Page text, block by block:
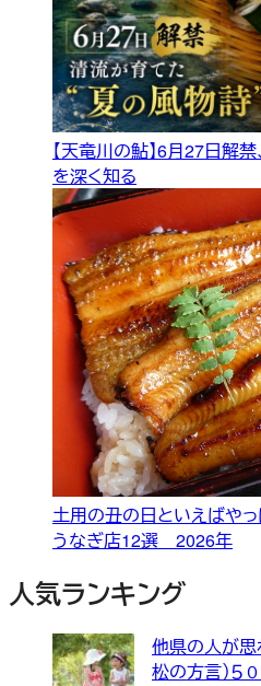
【天竜川の鮎】6月27日解
を深く知る
土用の丑の日といえばや
うなぎ店12選 2026年
人気ランキング
他県の人が思
松の方言）５